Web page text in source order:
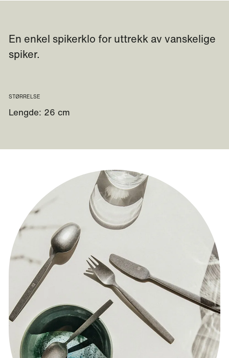
En enkel spikerklo for uttrekk av vanskelige
spiker.
STØRRELSE
Lengde: 26 cm